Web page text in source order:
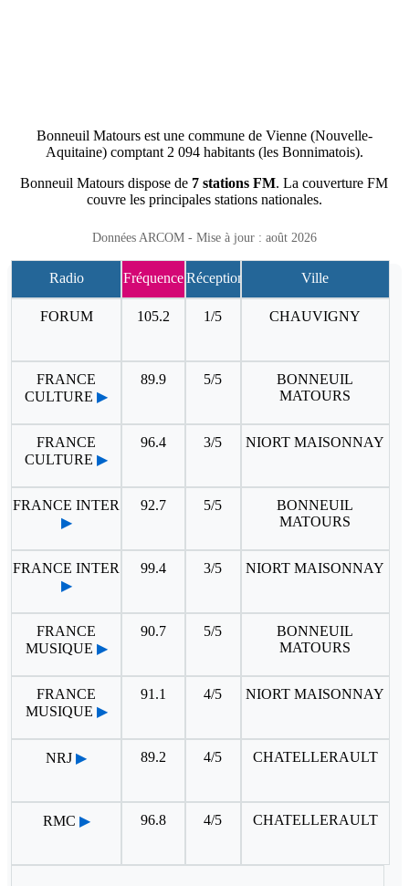
Bonneuil Matours est une commune de Vienne (Nouvelle-
Aquitaine) comptant 2 094 habitants (les Bonnimatois).
Bonneuil Matours dispose de 7 stations FM. La couverture FM
couvre les principales stations nationales.
Données ARCOM - Mise à jour : août 2026
Radio FréquenceRéception Ville
FORUM 105.2 1/5 CHAUVIGNY
FRANCE
CULTURE ▶
89.9 5/5
BONNEUIL
MATOURS
FRANCE
CULTURE ▶
96.4 3/5 NIORT MAISONNAY
FRANCE INTER
▶
92.7 5/5
BONNEUIL
MATOURS
FRANCE INTER
▶
99.4 3/5 NIORT MAISONNAY
FRANCE
MUSIQUE ▶
90.7 5/5
BONNEUIL
MATOURS
FRANCE
MUSIQUE ▶
91.1 4/5 NIORT MAISONNAY
NRJ ▶ 89.2 4/5 CHATELLERAULT
RMC ▶ 96.8 4/5 CHATELLERAULT